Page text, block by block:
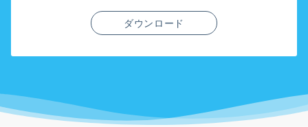
ダウンロード